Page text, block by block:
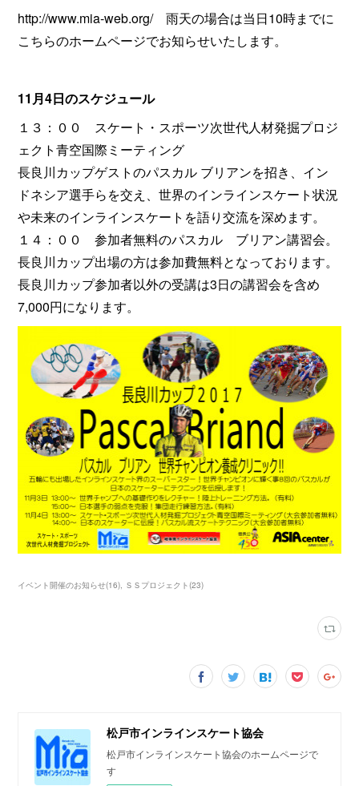
http://www.mia-web.org/ 雨天の場合は当日10時までに
こちらのホームページでお知らせいたします。
11月4日のスケジュール
１３：００ スケート・スポーツ次世代人材発掘プロジ
ェクト青空国際ミーティング
長良川カップゲストのパスカル ブリアンを招き、イン
ドネシア選手らを交え、世界のインラインスケート状況
や未来のインラインスケートを語り交流を深めます。
１４：００ 参加者無料のパスカル ブリアン講習会。
長良川カップ出場の方は参加費無料となっております。
長良川カップ参加者以外の受講は3日の講習会を含め
7,000円になります。
イベント開催のお知らせ(16) ＳＳプロジェクト(23)
松戸市インラインスケート協会
松戸市インラインスケート協会のホームページで
す